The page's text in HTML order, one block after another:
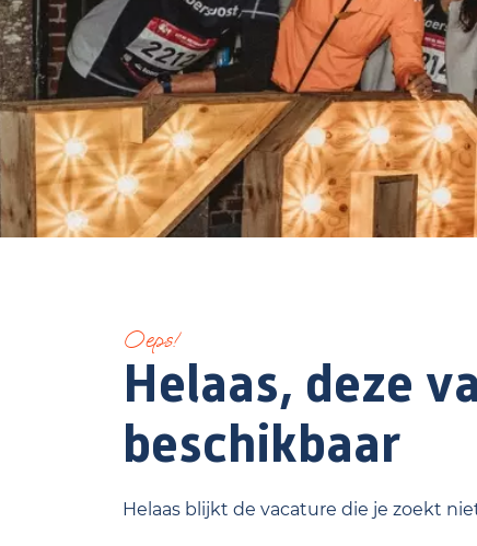
Oeps!
Helaas, deze
beschikbaar
Helaas blijkt de vacature die je zoekt